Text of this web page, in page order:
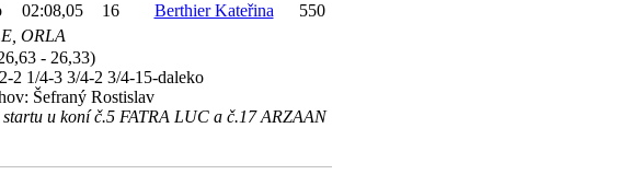
02:08,05 16 Berthier Kateřina
550
ORLA
- 26,33)
2 1/4-3 3/4-2 3/4-15-daleko
Šefraný Rostislav
u koní č.5 FATRA LUC a č.17 ARZAAN